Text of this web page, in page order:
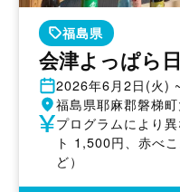
福島県
会津よっぱら
開
催
日
2026年6月2日(火)
開
催
福島県耶麻郡磐梯
参 プログラムにより
ト 1,500円、赤べ
ど）